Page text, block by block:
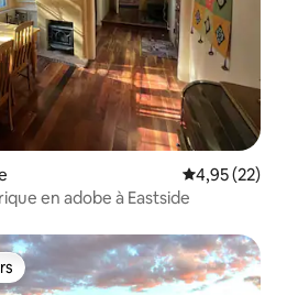
Évaluation
4,95 (22)
en adobe à Eastside